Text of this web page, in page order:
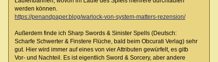
werden können.
https://penandpaper.blog/warlock-von-system-matters-rezension/
Außerdem finde ich Sharp Swords & Sinister Spells (Deutsch:
Scharfe Schwerter & Finstere Flüche, bald beim Obcurati Verlag) sehr
gut. Hier wird immer auf eines von vier Attributen gewürfelt, es gitb
Vor- und Nachteil. Es ist eigentlich Sword & Sorcery, aber andere